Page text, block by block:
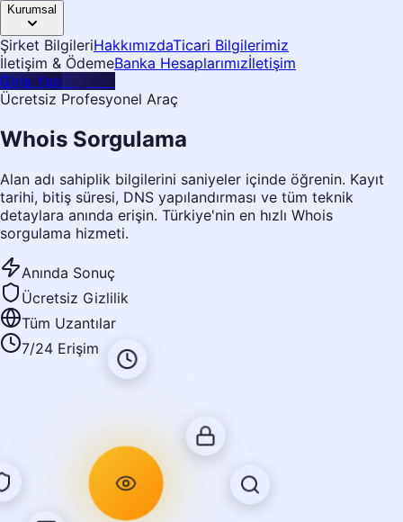
Kurumsal
Şirket BilgileriHakkımızdaTicari Bilgilerimiz
İletişim & ÖdemeBanka Hesaplarımızİletişim
Giriş Yap
Ücretsiz Profesyonel Araç
Whois Sorgulama
Alan adı sahiplik bilgilerini saniyeler içinde öğrenin. Kayıt
tarihi, bitiş süresi, DNS yapılandırması ve tüm teknik
detaylara anında erişin. Türkiye'nin en hızlı Whois
sorgulama hizmeti.
Anında Sonuç
Ücretsiz Gizlilik
Tüm Uzantılar
7/24 Erişim